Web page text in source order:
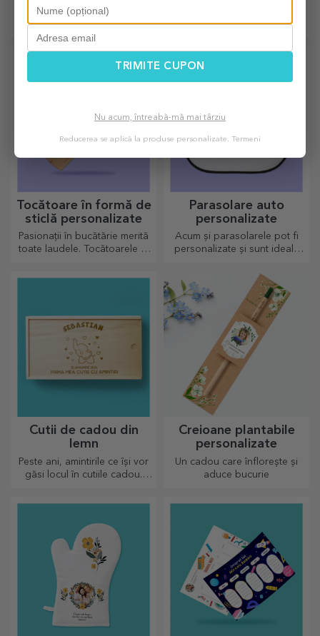
Un vin bun este mereu potrivit
de cadou, alege unul
personalizat și oferă-l cu
numele destinatarului.
din piele naturală, bratarile
atât pentru el, cât și pentru
Tocătoare în formă de
sticlă personalizate
Pasionații în bucătărie merită
toate laudele. Tocătoarele în
Parasolare auto
personalizate
Acum și parasolarele pot fi
personalizate și sunt ideale
Cutii de cadou din
lemn
Peste ani, amintirile ce își vor
găsi locul în cutiile cadou.
Creioane plantabile
personalizate
Un cadou care înflorește și
aduce bucurie
TRIMITE CUPON
Nu acum, întreabă-mă mai târziu
Reducerea se aplică la produse personalizate. Termeni